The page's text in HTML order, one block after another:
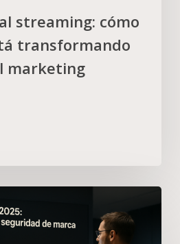
streaming: cómo
transformando
marketing